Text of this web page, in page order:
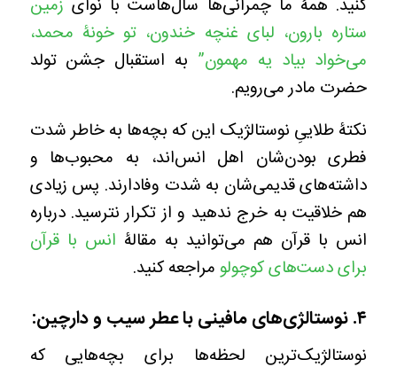
کنید. همۀ ما چمرانی‌ها سال‌هاست با نوای زمین
ستاره بارون، لبای غنچه خندون، تو خونۀ محمد،
می‌خواد بیاد یه مهمون” به استقبال جشن تولد
حضرت مادر می‌رویم.
نکتۀ طلاییِ نوستالژیک این که بچه‌ها به خاطر شدت
فطری بودن‌شان اهل انس‌اند، به محبوب‌ها و
داشته‌های قدیمی‌شان به شدت وفادارند. پس زیادی
هم خلاقیت به خرج ندهید و از تکرار نترسید. درباره
انس با قرآن هم می‌توانید به مقالۀ انس با قرآن
برای دست‌های کوچولومراجعه کنید.
۴. نوستالژی‌های مافینی با عطر سیب و دارچین:
نوستالژیک‌ترین لحظه‌ها برای بچه‌هایی که